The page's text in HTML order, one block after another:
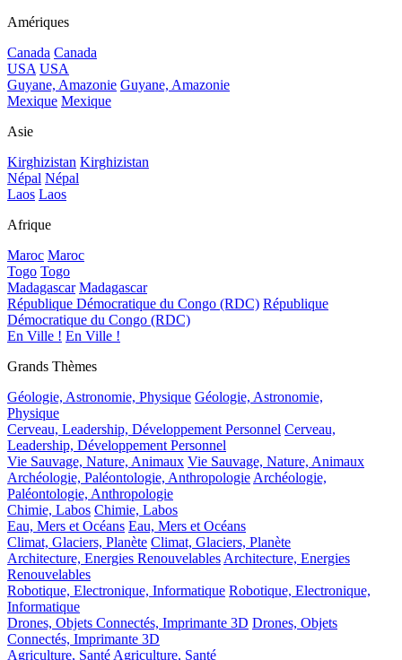
Amériques
Canada Canada
USA USA
Guyane, Amazonie Guyane, Amazonie
Mexique Mexique
Asie
Kirghizistan Kirghizistan
Népal Népal
Laos Laos
Afrique
Maroc Maroc
Togo Togo
Madagascar Madagascar
République Démocratique du Congo (RDC) République
Démocratique du Congo (RDC)
En Ville ! En Ville !
Grands Thèmes
Géologie, Astronomie, Physique Géologie, Astronomie,
Physique
Cerveau, Leadership, Développement Personnel Cerveau,
Leadership, Développement Personnel
Vie Sauvage, Nature, Animaux Vie Sauvage, Nature, Animaux
Archéologie, Paléontologie, Anthropologie Archéologie,
Paléontologie, Anthropologie
Chimie, Labos Chimie, Labos
Eau, Mers et Océans Eau, Mers et Océans
Climat, Glaciers, Planète Climat, Glaciers, Planète
Architecture, Energies Renouvelables Architecture, Energies
Renouvelables
Robotique, Electronique, Informatique Robotique, Electronique,
Informatique
Drones, Objets Connectés, Imprimante 3D Drones, Objets
Connectés, Imprimante 3D
Agriculture, Santé Agriculture, Santé